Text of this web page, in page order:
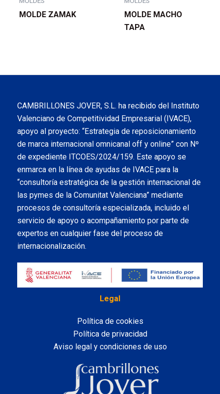
MOLDE ZAMAK
MOLDE MACHO
TAPA
CAMBRILLONES JOVER, S.L. ha recibido del Instituto
Valenciano de Competitividad Empresarial (IVACE),
apoyo al proyecto: “Estrategia de reposicionamiento
de marca internacional omnicanal off y online” con Nº
de expediente ITCOES/2024/159. Este apoyo se
enmarca en la línea de ayudas de IVACE para la
“consultoría estratégica de la gestión internacional de
las pymes de la Comunitat Valenciana” mediante
procesos de consultoría especializada, incluido el
servicio de apoyo o acompañamiento por parte de
expertos en cualquier fase del proceso de
internacionalización.
Legal
Política de cookies
Política de privacidad
Aviso legal y condiciones de uso